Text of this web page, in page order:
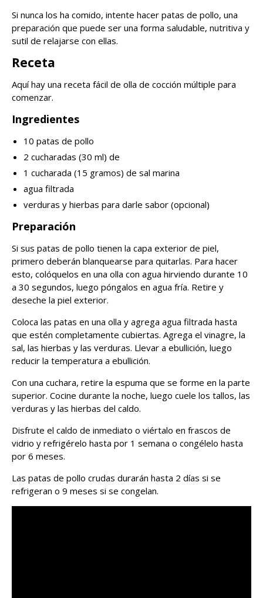
Si nunca los ha comido, intente hacer patas de pollo, una
preparación que puede ser una forma saludable, nutritiva y
sutil de relajarse con ellas.
Receta
Aquí hay una receta fácil de olla de cocción múltiple para
comenzar.
Ingredientes
10 patas de pollo
2 cucharadas (30 ml) de
1 cucharada (15 gramos) de sal marina
agua filtrada
verduras y hierbas para darle sabor (opcional)
Preparación
Si sus patas de pollo tienen la capa exterior de piel,
primero deberán blanquearse para quitarlas. Para hacer
esto, colóquelos en una olla con agua hirviendo durante 10
a 30 segundos, luego póngalos en agua fría. Retire y
deseche la piel exterior.
Coloca las patas en una olla y agrega agua filtrada hasta
que estén completamente cubiertas. Agrega el vinagre, la
sal, las hierbas y las verduras. Llevar a ebullición, luego
reducir la temperatura a ebullición.
Con una cuchara, retire la espuma que se forme en la parte
superior. Cocine durante la noche, luego cuele los tallos, las
verduras y las hierbas del caldo.
Disfrute el caldo de inmediato o viértalo en frascos de
vidrio y refrigérelo hasta por 1 semana o congélelo hasta
por 6 meses.
Las patas de pollo crudas durarán hasta 2 días si se
refrigeran o 9 meses si se congelan.